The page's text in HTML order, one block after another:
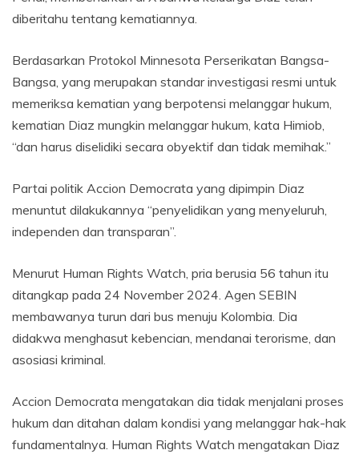
diberitahu tentang kematiannya.
Berdasarkan Protokol Minnesota Perserikatan Bangsa-
Bangsa, yang merupakan standar investigasi resmi untuk
memeriksa kematian yang berpotensi melanggar hukum,
kematian Diaz mungkin melanggar hukum, kata Himiob,
“dan harus diselidiki secara obyektif dan tidak memihak.”
Partai politik Accion Democrata yang dipimpin Diaz
menuntut dilakukannya “penyelidikan yang menyeluruh,
independen dan transparan”.
Menurut Human Rights Watch, pria berusia 56 tahun itu
ditangkap pada 24 November 2024. Agen SEBIN
membawanya turun dari bus menuju Kolombia. Dia
didakwa menghasut kebencian, mendanai terorisme, dan
asosiasi kriminal.
Accion Democrata mengatakan dia tidak menjalani proses
hukum dan ditahan dalam kondisi yang melanggar hak-hak
fundamentalnya. Human Rights Watch mengatakan Diaz